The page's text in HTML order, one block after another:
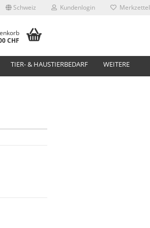
Schweiz Kundenlogin Merkzettel
CHF
TIER- & HAUSTIERBEDARF WEITERE